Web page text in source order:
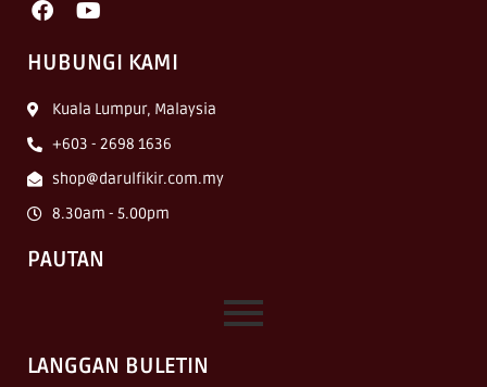
HUBUNGI KAMI
Kuala Lumpur, Malaysia
+603 - 2698 1636
shop@darulfikir.com.my
8.30am - 5.00pm
PAUTAN
LANGGAN BULETIN